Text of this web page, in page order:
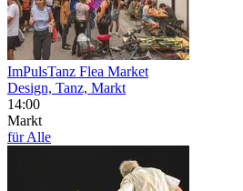
ImPulsTanz Flea Market
Design, Tanz, Markt
14:00
Markt
für Alle